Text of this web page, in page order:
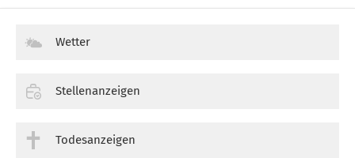
Wetter
Stellenanzeigen
Todesanzeigen